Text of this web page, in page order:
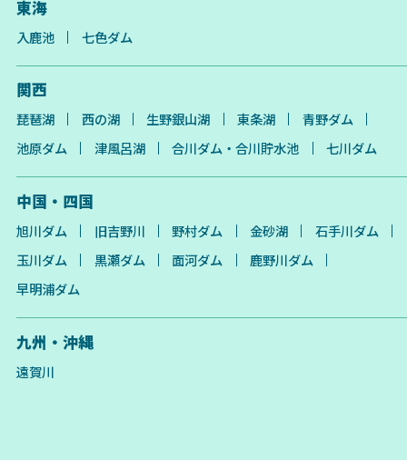
東海
入鹿池 七色ダム
関西
琵琶湖 西の湖 生野銀山湖 東条湖
青野ダム
池原ダム
津風呂湖 合川ダム・合川貯水池 七川ダム
中国・四国
旭川ダム 旧吉野川 野村ダム 金砂湖
石手川ダム
玉川ダム
黒瀬ダム 面河ダム
鹿野川ダム
早明浦ダム
九州・沖縄
遠賀川